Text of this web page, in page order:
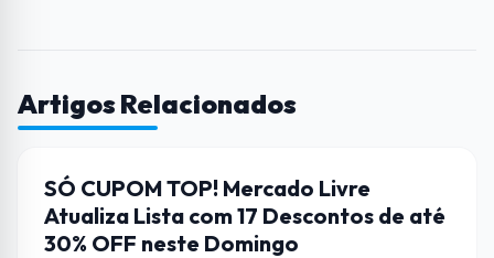
Artigos Relacionados
CUPONS DE DESCONTO
SÓ CUPOM TOP! Mercado Livre
Atualiza Lista com 17 Descontos de até
30% OFF neste Domingo